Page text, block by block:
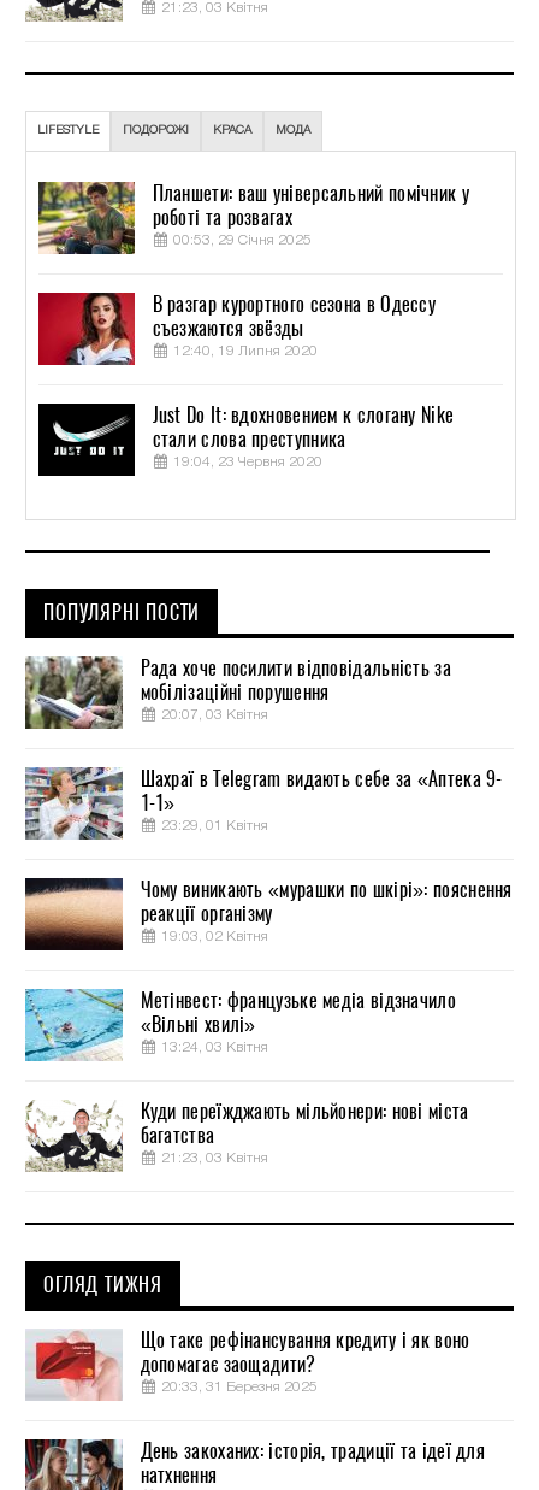
21:23, 03 Квітня
LIFESTYLE ПОДОРОЖІ КРАСА МОДА
Планшети: ваш універсальний помічник у
роботі та розвагах
00:53, 29 Січня 2025
В разгар курортного сезона в Одессу
съезжаются звёзды
12:40, 19 Липня 2020
Just Do It: вдохновением к слогану Nike
стали слова преступника
19:04, 23 Червня 2020
ПОПУЛЯРНІ ПОСТИ
Рада хоче посилити відповідальність за
мобілізаційні порушення
20:07, 03 Квітня
Шахраї в Telegram видають себе за «Аптека 9-
1-1»
23:29, 01 Квітня
Чому виникають «мурашки по шкірі»: пояснення
реакції організму
19:03, 02 Квітня
Метінвест: французьке медіа відзначило
«Вільні хвилі»
13:24, 03 Квітня
Куди переїжджають мільйонери: нові міста
багатства
21:23, 03 Квітня
ОГЛЯД ТИЖНЯ
Що таке рефінансування кредиту і як воно
допомагає заощадити?
20:33, 31 Березня 2025
День закоханих: історія, традиції та ідеї для
натхнення